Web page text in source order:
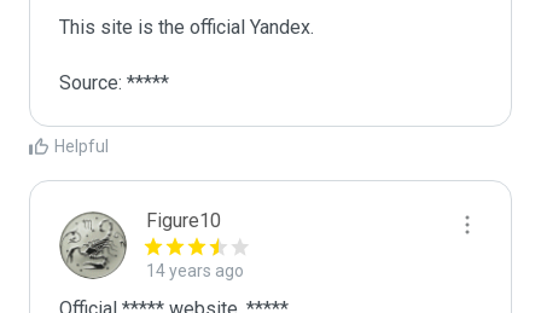
This site is the official Yandex.
Source: *****
Helpful
Figure10
14 years ago